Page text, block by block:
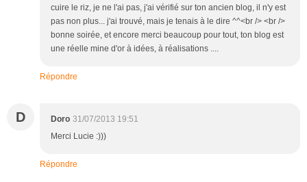
cuire le riz, je ne l'ai pas, j'ai vérifié sur ton ancien blog, il n'y est
pas non plus... j'ai trouvé, mais je tenais à le dire ^^<br /> <br />
bonne soirée, et encore merci beaucoup pour tout, ton blog est
une réelle mine d'or à idées, à réalisations ....
Répondre
D Doro 31/07/2013 19:51
Merci Lucie :)))
Répondre